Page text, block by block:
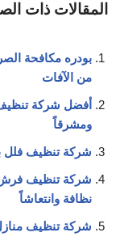
المقالات ذات
بودره مكافحة
من الآفات
أفضل شركة
ومشرقاً
شركة تنظيف فلل
شركة تنظيف فرش
نظافة وانتعاشاً
شركة تنظيف